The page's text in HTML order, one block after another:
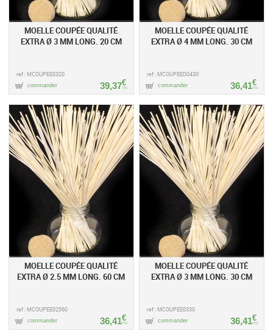
MOELLE COUPÉE QUALITÉ
EXTRA Ø 3 MM LONG. 20 CM
ref : MCOUPEE0320
39,37€
TTC
commander
MOELLE COUPÉE QUALITÉ
EXTRA Ø 4 MM LONG. 30 CM
ref : MCOUPEED0430
36,41€
TTC
commander
MOELLE COUPÉE QUALITÉ
EXTRA Ø 2.5 MM LONG. 60 CM
ref : MCOUPEE02560
36,41€
TTC
commander
MOELLE COUPÉE QUALITÉ
EXTRA Ø 3 MM LONG. 30 CM
ref : MCOUPEE0330
36,41€
TTC
commander